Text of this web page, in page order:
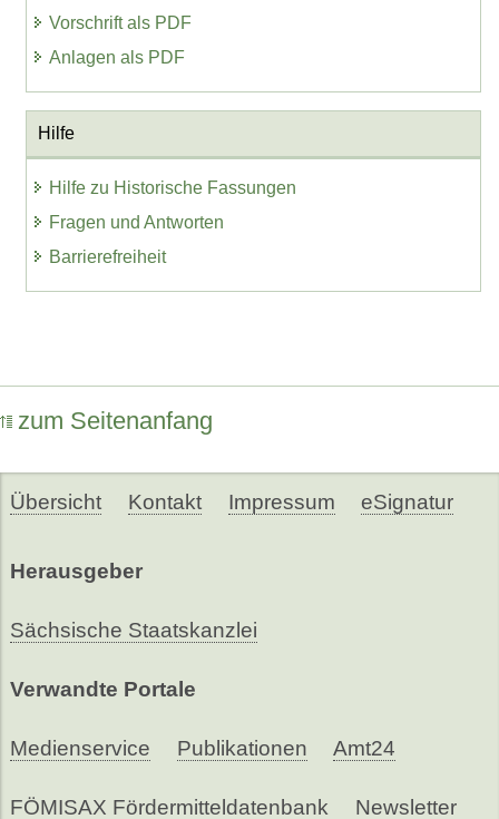
Vorschrift als PDF
Anlagen als PDF
Hilfe
Hilfe zu Historische Fassungen
Fragen und Antworten
Barrierefreiheit
zum Seitenanfang
Übersicht Kontakt Impressum eSignatur
Herausgeber
Sächsische Staatskanzlei
Verwandte Portale
Medienservice Publikationen Amt24
FÖMISAX Fördermitteldatenbank Newsletter